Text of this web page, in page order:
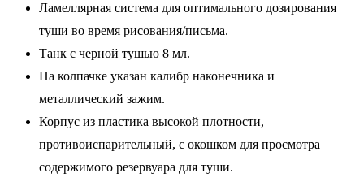
Ламеллярная система для оптимального дозирования
туши во время рисования/письма.
Танк с черной тушью 8 мл.
На колпачке указан калибр наконечника и
металлический зажим.
Корпус из пластика высокой плотности,
противоиспарительный, с окошком для просмотра
содержимого резервуара для туши.